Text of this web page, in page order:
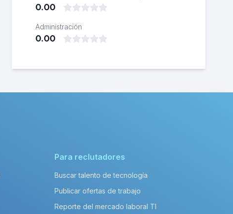
0.00
Administración
0.00
Para reclutadores
Buscar talento de tecnología
Publicar ofertas de trabajo
Reporte del mercado laboral TI